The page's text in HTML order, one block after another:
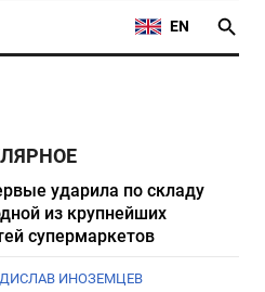
EN
ударила по складу
из крупнейших
супермаркетов
ИНОЗЕМЦЕВ